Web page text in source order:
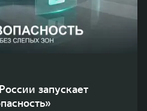
запускает